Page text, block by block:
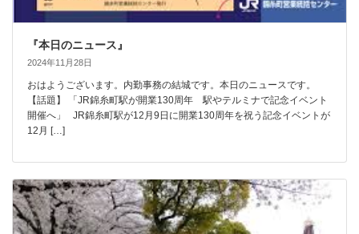
『本日のニュース』
2024年11月28日
おはようございます。内勤事務の結城です。本日のニュースです。
【話題】 「JR錦糸町駅が開業130周年 駅やテルミナで記念イベント
開催へ」 JR錦糸町駅が12月9日に開業130周年を祝う記念イベントが
12月 […]